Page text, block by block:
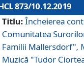
873/10.12.2019
Titlu: Încheierea
Comunitatea
Familii Mallersdorf",
Muzică "Tudor